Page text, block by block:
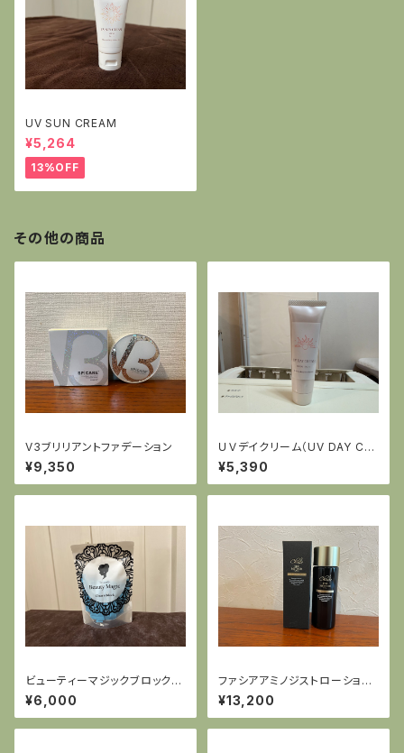
UV SUN CREAM
¥5,264
13%OFF
その他の商品
V3ブリリアントファデーション
¥9,350
ＵＶデイクリーム（UV DAY CR
EAM）
¥5,390
ビューティーマジックブロック
【食前に飲む】
¥6,000
ファシアアミノジストローショ
ン チノザメソッド×ファシア
¥13,200